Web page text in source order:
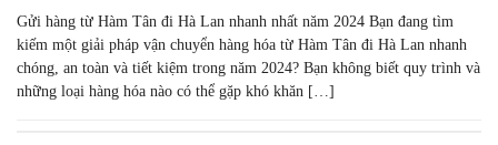
Gửi hàng từ Hàm Tân đi Hà Lan nhanh nhất năm 2024 Bạn đang tìm
kiếm một giải pháp vận chuyển hàng hóa từ Hàm Tân đi Hà Lan nhanh
chóng, an toàn và tiết kiệm trong năm 2024? Bạn không biết quy trình và
những loại hàng hóa nào có thể gặp khó khăn […]